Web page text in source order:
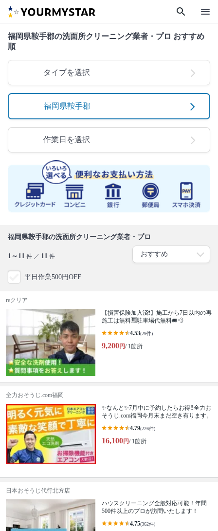
search menu
福岡県鞍手郡の洗面所クリーニング業者・プロ おすすめ
順
タイプを選択
福岡県鞍手郡
作業日を選択
福岡県鞍手郡の洗面所クリーニング業者・プロ
1～11 件 ／ 11 件
平日作業500円OFF
reクリア
【損害保険加入済❗️】施工から7日以内の再
施工は無料🈚️駐車場代無料🚐💨
4.53(29件)
9,200円/ 1箇所
全力おそうじ.com福岡
✨なんと✨7月中に予約したらお得‼️全力お
そうじ.com福岡今月末まだ空き有ります。
4.79(226件)
16,100円/ 1箇所
日本おそうじ代行北方店
ハウスクリーニング全般対応可能！年間
500件以上のプロが訪問いたします！
4.75(362件)